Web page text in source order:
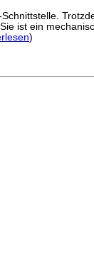
ist ein
)